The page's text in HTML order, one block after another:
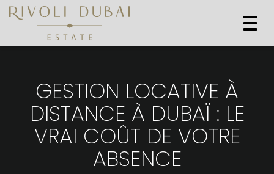
GESTION LOCATIVE À
DISTANCE À DUBAÏ : LE
VRAI COÛT DE VOTRE
ABSENCE